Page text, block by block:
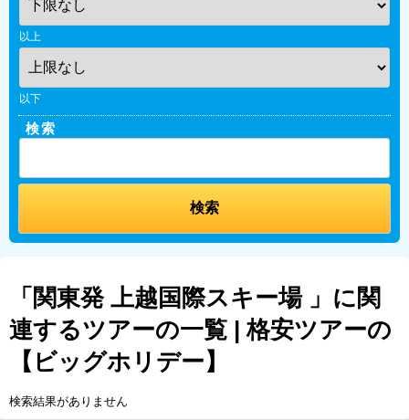
以上
以下
検索
「関東発 上越国際スキー場 」に関
連するツアーの一覧 | 格安ツアーの
【ビッグホリデー】
検索結果がありません